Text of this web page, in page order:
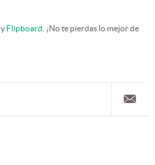
y Flipboard . ¡No te pierdas lo mejor de